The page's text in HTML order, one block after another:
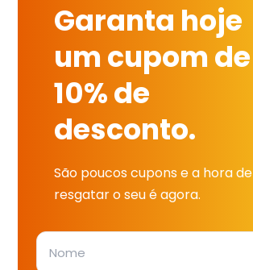
Garanta hoje
um cupom de
10% de
desconto.
São poucos cupons e a hora de
resgatar o seu é agora.